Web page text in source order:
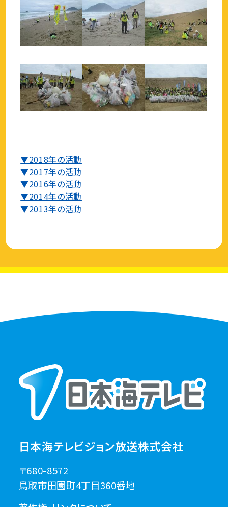
▼2018年の活動
▼2017年の活動
▼2016年の活動
▼2014年の活動
▼2013年の活動
日本海テレビジョン放送株式会社
〒680-8572
鳥取市田園町4丁目360番地